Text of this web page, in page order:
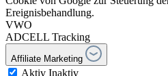
Ereignisbehandlung.
VWO
ADCELL Tracking
Affiliate Marketing
Aktiv Inaktiv